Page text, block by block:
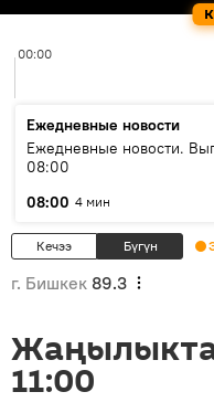
00:00
Ежедневные новости
Ежедневные новости.
08:00
08:00 4 мин
Кечээ Бүгүн
г. Бишкек 89.3
11:00